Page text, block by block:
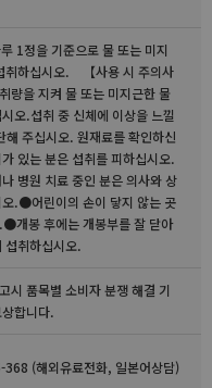
루 1정을 기준으로 물 또는 미지
취하십시오. 【사용 시 주의사
량을 지켜 물 또는 미지근한 물
오.섭취 중 신체에 이상을 느낄
해 주십시오. 원재료를 확인하신
있는 분은 섭취를 피하십시오.
병원 치료 중인 분은 의사와 상
오.●어린이의 손이 닿지 않는 곳
개봉 후에는 개봉부를 잘 닫아
섭취하십시오.
시 품목별 소비자 분쟁 해결 기
합니다.
(해외유료전화, 일본어상담)